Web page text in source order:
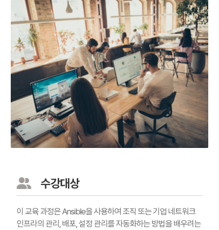
수강대상
이 교육 과정은 Ansible을 사용하여 조직 또는 기업 네트워크
인프라의 관리, 배포, 설정 관리를 자동화하는 방법을 배우려는